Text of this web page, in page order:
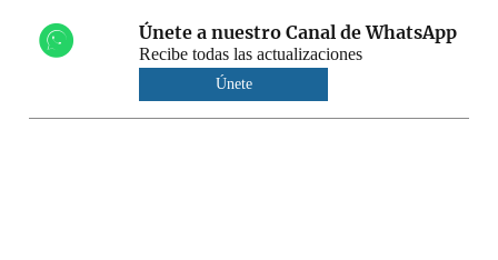
Únete a nuestro Canal de WhatsApp
Recibe todas las actualizaciones
Únete